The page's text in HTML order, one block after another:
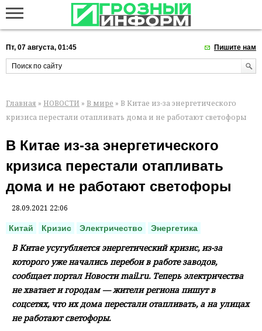
Пт, 07 августа, 01:45 Пишите нам
Главная » НОВОСТИ » В мире » В Китае из-за энергетического
кризиса перестали отапливать дома и не работают светофоры
В Китае из-за энергетического
кризиса перестали отапливать
дома и не работают светофоры
28.09.2021 22:06
Китай Кризис Электричество Энергетика
В Китае усугубляется энергетический кризис, из-за
которого уже начались перебои в работе заводов,
сообщает портал Новости mail.ru. Теперь электричества
не хватает и городам — жители региона пишут в
соцсетях, что их дома перестали отапливать, а на улицах
не работают светофоры.